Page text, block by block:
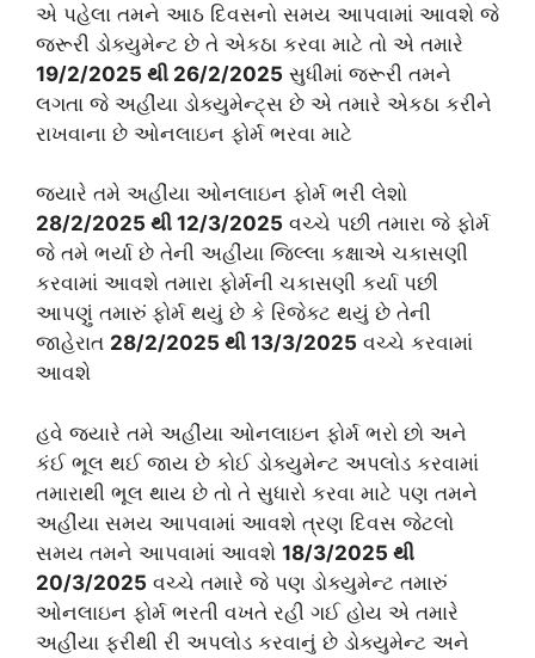
એ પહેલા તમને આઠ દિવસનો સમય આપવામાં આવશે જે
જરૂરી ડોક્યુમેન્ટ છે તે એકઠા કરવા માટે તો એ તમારે
19/2/2025 થી 26/2/2025 સુધીમાં જરૂરી તમને
લગતા જે અહીંયા ડોક્યુમેન્ટ્સ છે એ તમારે એકઠા કરીને
રાખવાના છે ઓનલાઇન ફોર્મ ભરવા માટે
જ્યારે તમે અહીંયા ઓનલાઇન ફોર્મ ભરી લેશો
28/2/2025 થી 12/3/2025 વચ્ચે પછી તમારા જે ફોર્મ
જે તમે ભર્યા છે તેની અહીંયા જિલ્લા કક્ષાએ ચકાસણી
કરવામાં આવશે તમારા ફોર્મની ચકાસણી કર્યા પછી
આપણું તમારું ફોર્મ થયું છે કે રિજેક્ટ થયું છે તેની
જાહેરાત 28/2/2025 થી 13/3/2025 વચ્ચે કરવામાં
આવશે
હવે જ્યારે તમે અહીંયા ઓનલાઇન ફોર્મ ભરો છો અને
કંઈ ભૂલ થઈ જાય છે કોઈ ડોક્યુમેન્ટ અપલોડ કરવામાં
તમારાથી ભૂલ થાય છે તો તે સુધારો કરવા માટે પણ તમને
અહીંયા સમય આપવામાં આવશે ત્રણ દિવસ જેટલો
સમય તમને આપવામાં આવશે 18/3/2025 થી
20/3/2025 વચ્ચે તમારે જે પણ ડોક્યુમેન્ટ તમારું
ઓનલાઇન ફોર્મ ભરતી વખતે રહી ગઈ હોય એ તમારે
અહીંયા ફરીથી રી અપલોડ કરવાનું છે ડોક્યુમેન્ટ અને